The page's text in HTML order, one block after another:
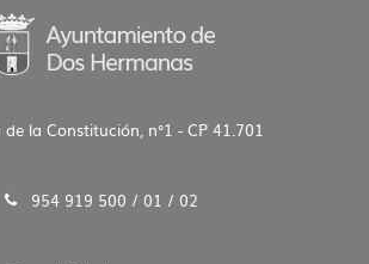
de la Constitución, n°1 - CP 41.701
954 919 500 / 01 / 02